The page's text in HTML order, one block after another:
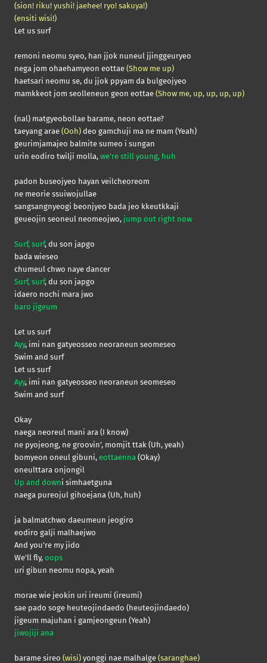
(sion! riku! yushi! jaehee! ryo! sakuya!)
(ensiti wisi!)
Let us surf
remoni neomu syeo, han jjok nuneul jjinggeuryeo
nega jom ohaehamyeon eottae (Show me up)
haetsari neomu se, du jjok ppyam da bulgeojyeo
mamkkeot jom seolleneun geon eottae (Show me, up, up, up, up)
(nal) matgyeobollae barame, neon eottae?
taeyang arae (Ooh) deo gamchuji ma ne mam (Yeah)
geurimjamajeo balmite sumeo i sungan
urin eodiro twilji molla, we’re still young, huh
padon buseojyeo hayan veilcheoreom
ne meorie ssuiwojullae
sangsangnyeogi beonjyeo bada jeo kkeutkkaji
geueojin seoneul neomeojwo, jump out right now
Surf, surf, du son japgo
bada wieseo
chumeul chwo naye dancer
Surf, surf, du son japgo
idaero nochi mara jwo
baro jigeum
Let us surf
Ayy, imi nan gatyeosseo neoraneun seomeseo
Swim and surf
Let us surf
Ayy, imi nan gatyeosseo neoraneun seomeseo
Swim and surf
Okay
naega neoreul mani ara (I know)
ne pyojeong, ne groovin’, momjit ttak (Uh, yeah)
bomyeon oneul gibuni, eottaenna (Okay)
oneulttara onjongil
Up and downi simhaetguna
naega pureojul gihoejana (Uh, huh)
ja balmatchwo daeumeun jeogiro
eodiro galji malhaejwo
And you’re my jido
We’ll fly, oops
uri gibun neomu nopa, yeah
morae wie jeokin uri ireumi (ireumi)
sae pado soge heuteojindaedo (heuteojindaedo)
jigeum majuhan i gamjeongeun (Yeah)
jiwojiji ana
barame sireo (wisi) yonggi nae malhalge (saranghae)